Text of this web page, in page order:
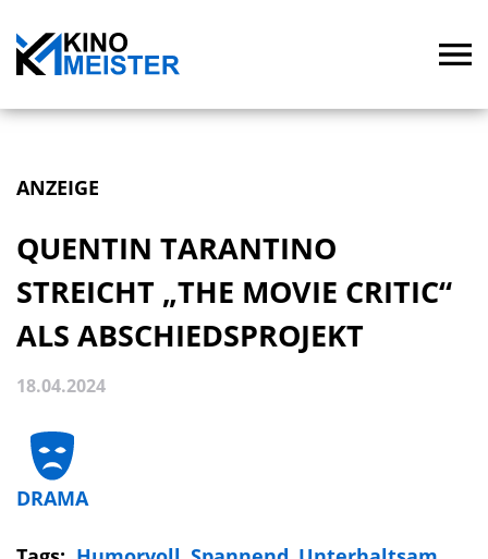
ANZEIGE
QUENTIN TARANTINO
STREICHT „THE MOVIE CRITIC“
ALS ABSCHIEDSPROJEKT
18.04.2024
DRAMA